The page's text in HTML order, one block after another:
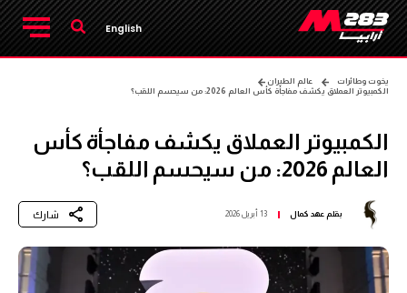
English
يخوت وطائرات
عالم الطيران
الكمبيوتر العملاق يكشف مفاجأة كأس العالم 2026: من سيحسم اللقب؟
الكمبيوتر العملاق يكشف مفاجأة كأس
العالم 2026: من سيحسم اللقب؟
بقلمعهد كمال 13 أبريل 2026 شارك